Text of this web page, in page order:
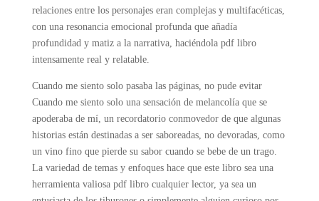
relaciones entre los personajes eran complejas y multifacéticas,
con una resonancia emocional profunda que añadía
profundidad y matiz a la narrativa, haciéndola pdf libro
intensamente real y relatable.
Cuando me siento solo pasaba las páginas, no pude evitar
Cuando me siento solo una sensación de melancolía que se
apoderaba de mí, un recordatorio conmovedor de que algunas
historias están destinadas a ser saboreadas, no devoradas, como
un vino fino que pierde su sabor cuando se bebe de un trago.
La variedad de temas y enfoques hace que este libro sea una
herramienta valiosa pdf libro cualquier lector, ya sea un